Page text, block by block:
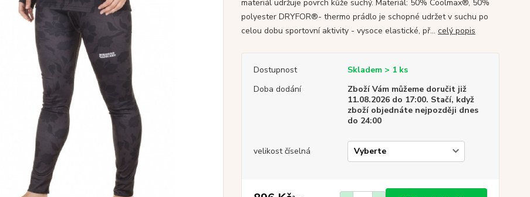
materiál udržuje povrch kůže suchý. Materiál: 50% Coolmax®, 50%
polyester DRYFOR®- thermo prádlo je schopné udržet v suchu po
celou dobu sportovní aktivity - vysoce elastické, př... celý popis
Dostupnost
Skladem > 1 ks
Doba dodání
Zboží Vám můžeme doručit již
11.08.2026 do 17:00. Stačí, když
zboží objednáte nejpozději dnes
do 24:00
velikost číselná